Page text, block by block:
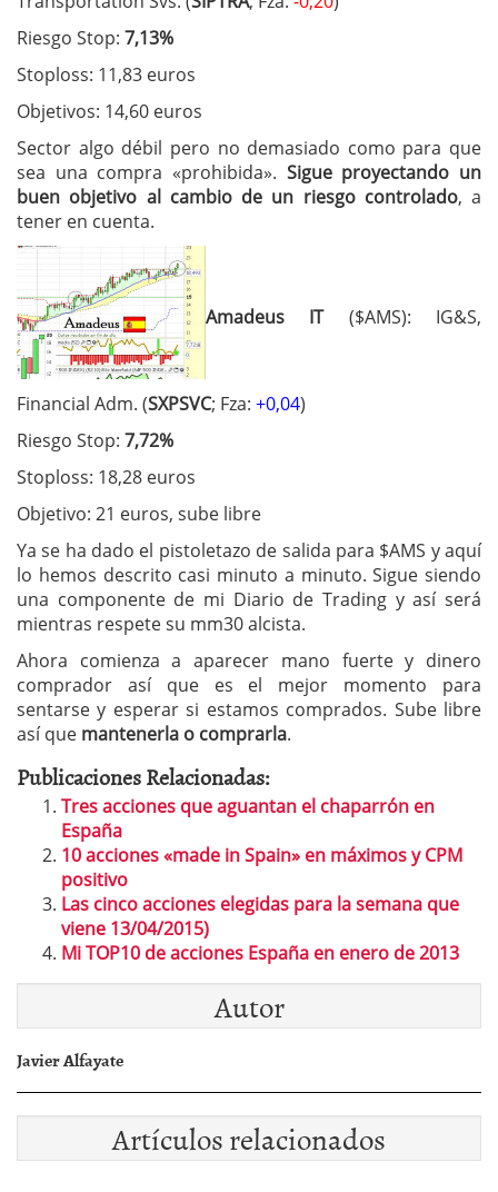
Riesgo Stop: 7,13%
Stoploss: 11,83 euros
Objetivos: 14,60 euros
Sector algo débil pero no demasiado como para que
sea una compra «prohibida». Sigue proyectando un
buen objetivo al cambio de un riesgo controlado, a
tener en cuenta.
Amadeus IT ($AMS): IG&S,
Financial Adm. (SXPSVC; Fza: +0,04)
Riesgo Stop: 7,72%
Stoploss: 18,28 euros
Objetivo: 21 euros, sube libre
Ya se ha dado el pistoletazo de salida para $AMS y aquí
lo hemos descrito casi minuto a minuto. Sigue siendo
una componente de mi Diario de Trading y así será
mientras respete su mm30 alcista.
Ahora comienza a aparecer mano fuerte y dinero
comprador así que es el mejor momento para
sentarse y esperar si estamos comprados. Sube libre
así que mantenerla o comprarla.
Publicaciones Relacionadas:
Tres acciones que aguantan el chaparrón en
España
10 acciones «made in Spain» en máximos y CPM
positivo
Las cinco acciones elegidas para la semana que
viene 13/04/2015)
Mi TOP10 de acciones España en enero de 2013
Autor
Javier Alfayate
Artículos relacionados